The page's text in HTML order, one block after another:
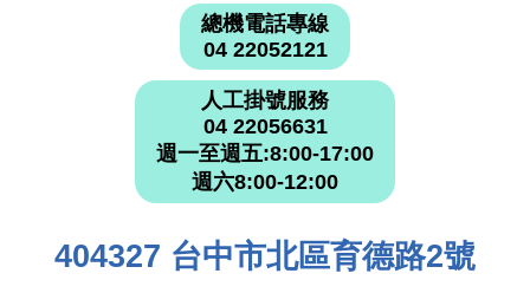
總機電話專線
04 22052121
人工掛號服務
04 22056631
週一至週五:8:00-17:00
週六8:00-12:00
404327 台中市北區育德路2號